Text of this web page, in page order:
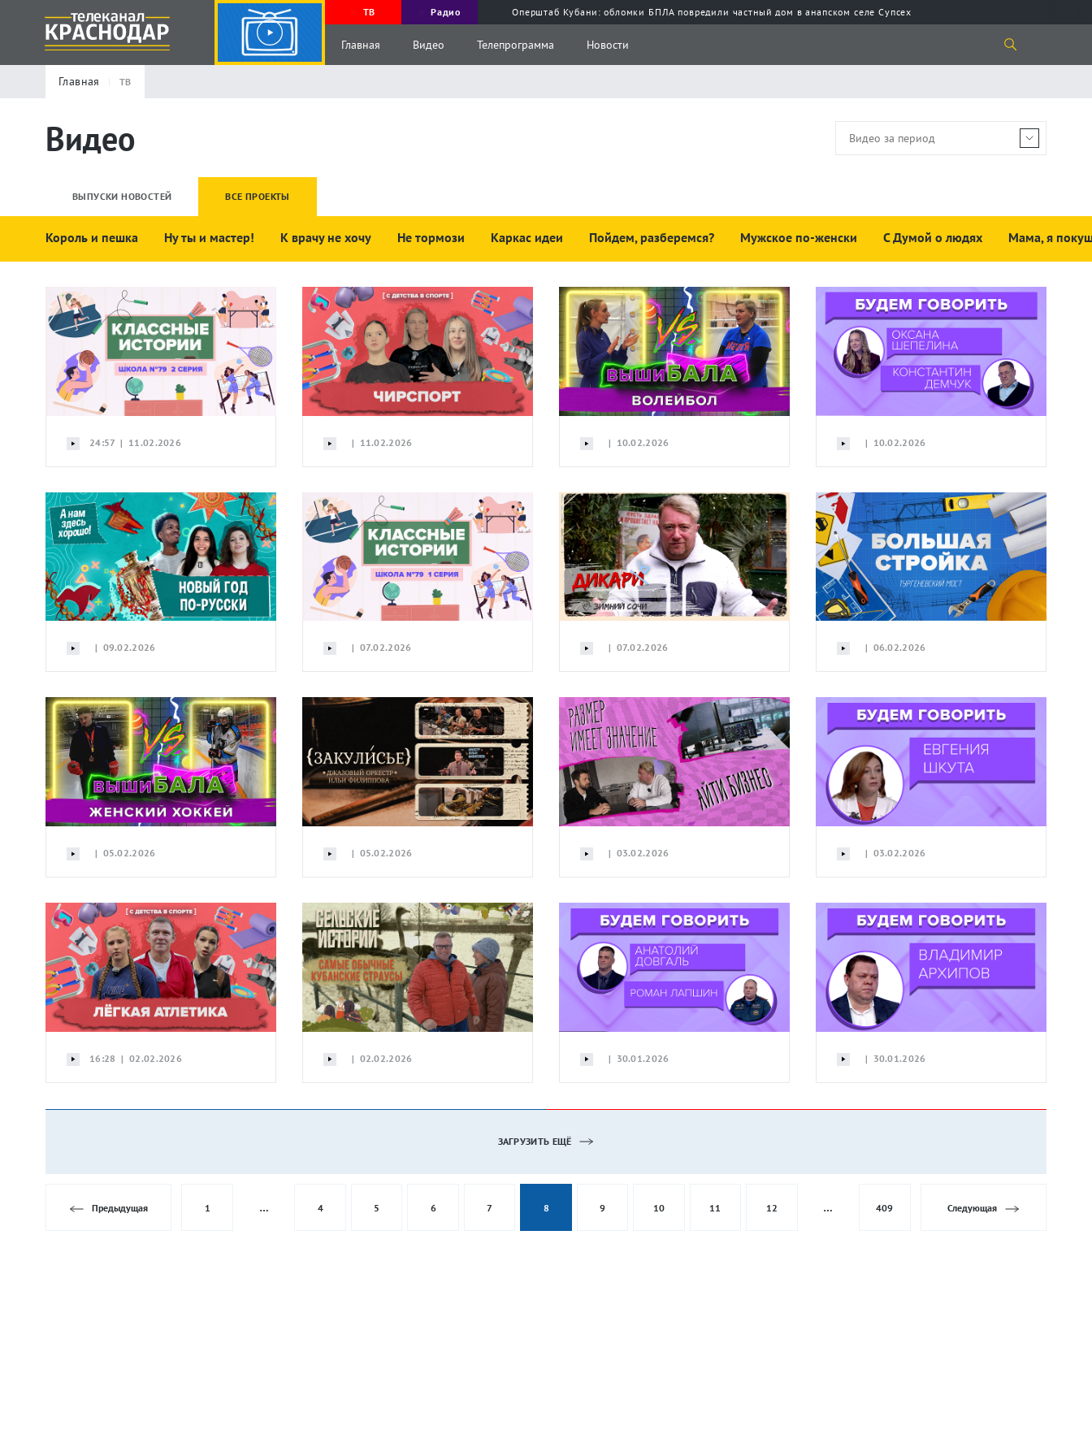
ТВ Радио Оперштаб Кубани: обломки БПЛА повредили частный дом в анапском селе Супсех
Главная Видео Телепрограмма Новости
Главная ТВ
Видео
ВЫПУСКИ НОВОСТЕЙ ВСЕ ПРОЕКТЫ
Король и пешка Ну ты и мастер! К врачу не хочу Не тормози Каркас идеи Пойдем, разберемся? Мужское по-женски С Думой о людях Мама, я
24:57 | 11.02.2026 | 11.02.2026 | 10.02.2026 | 10.02.2026
| 09.02.2026 | 07.02.2026 | 07.02.2026 | 06.02.2026
| 05.02.2026 | 05.02.2026 | 03.02.2026 | 03.02.2026
16:28 | 02.02.2026 | 02.02.2026 | 30.01.2026 | 30.01.2026
ЗАГРУЗИТЬ ЕЩЁ
Предыдущая 1 … 4 5 6 7 8 9 10 11 12 … 409 Следующая